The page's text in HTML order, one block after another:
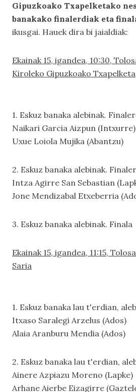
Gipuzkoako Txapelketako
banakako finalerdiak eta
ikusgai. Hauek dira bi jaialdiak:
Ekainak 15, igandea, 10:30,
Kiroleko Gipuzkoako Txapelketa
1. Eskuz banaka alebinak.
Naikari Garcia Aizpun (Intxurre)
Uxue Loiola Mujika (Abantzu)
2. Eskuz banaka alebinak.
Intza Agirre San Sebastian
Jone Mendizabal Etxeberria
3. Eskuz banaka alebinak. Finala
Ekainak 15, igandea, 11:15,
Saria
1. Eskuz banaka lau t'erdian,
Itxaso Saralegi Arzelus (Ados)
Alaia Aranburu Mendia (Ados)
2. Eskuz banaka lau t'erdian,
Ainere Azpiazu Moreno (Lapke)
Arhane Aierbe Eizagirre